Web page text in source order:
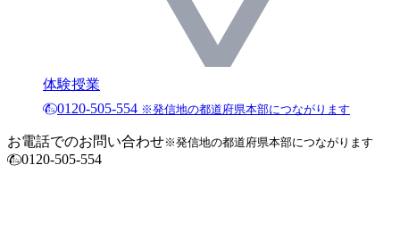
体験授業
0120-505-554 ※発信地の都道府県本部につながります
お電話でのお問い合わせ※発信地の都道府県本部につながります
0120-505-554